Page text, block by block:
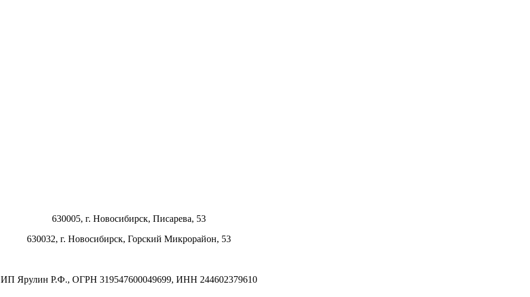
630005, г. Новосибирск, Писарева, 53
630032, г. Новосибирск, Горский Микрорайон, 53
ИП Ярулин Р.Ф., ОГРН 319547600049699, ИНН 244602379610